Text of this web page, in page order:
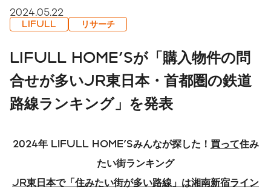
Japanese
サービス
ニュース
サステナビリティ
2024.05.22
LIFULL リサーチ
LIFULL HOME'Sが「購入物件の問
合せが多いJR東日本・首都圏の鉄道
路線ランキング」を発表
2024年LIFULL HOME'Sみんなが探した！ 買って住み
たい街ランキング
JR東日本で「住みたい街が多い路線」は湘南新宿ライン